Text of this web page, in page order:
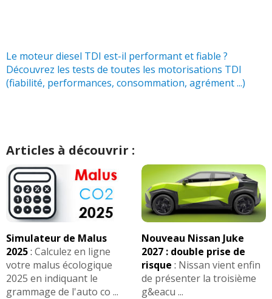
Le moteur diesel TDI est-il performant et fiable ?
Découvrez les tests de toutes les motorisations TDI
(fiabilité, performances, consommation, agrément ...)
Articles à découvrir :
Simulateur de Malus
2025: Calculez en ligne
votre malus écologique
2025 en indiquant le
grammage de l'auto co ...
Nouveau Nissan Juke
2027 : double prise de
risque : Nissan vient enfin
de présenter la troisième
g&eacu ...